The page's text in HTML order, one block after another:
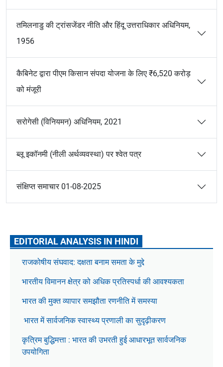
तमिलनाडु की ट्रांसजेंडर नीति और हिंदू उत्तराधिकार अधिनियम,
1956
कैबिनेट द्वारा पीएम किसान संपदा योजना के लिए ₹6,520 करोड़
को मंजूरी
सरोगेसी (विनियमन) अधिनियम, 2021
ब्लू इकॉनमी (नीली अर्थव्यवस्था) पर श्वेत पत्र
संक्षिप्त समाचार 01-08-2025
EDITORIAL ANALYSIS IN HINDI
राजकोषीय संघवाद: दक्षता बनाम समता के मुद्दे
भारतीय विमानन क्षेत्र को अधिक प्रतिस्पर्धा की आवश्यकता
भारत की मुक्त व्यापार समझौता रणनीति में समस्या
भारत में सार्वजनिक स्वास्थ्य प्रणाली का सुदृढ़ीकरण
कृत्रिम बुद्धिमत्ता : भारत की उभरती हुई आधारभूत सार्वजनिक
उपयोगिता